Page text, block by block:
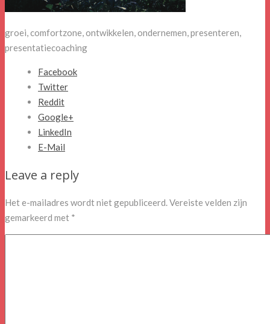
groei, comfortzone, ontwikkelen, ondernemen, presenteren,
presentatiecoaching
Facebook
Twitter
Reddit
Google+
LinkedIn
E-Mail
Leave a reply
Het e-mailadres wordt niet gepubliceerd.Vereiste velden zijn
gemarkeerd met *